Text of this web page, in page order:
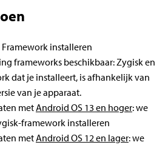
installeren
frameworks beschikbaar: Zygisk en
dat je installeert, is afhankelijk van
van je apparaat.
metAndroid OS 13 en hoger: we
framework installeren
metAndroid OS 12 en lager: we